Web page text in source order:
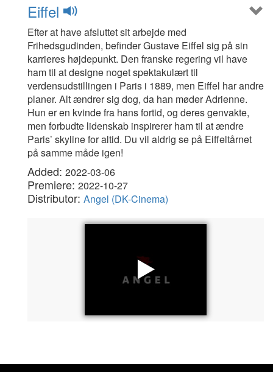
Eiffel
Efter at have afsluttet sit arbejde med
Frihedsgudinden, befinder Gustave Eiffel sig på sin
karrieres højdepunkt. Den franske regering vil have
ham til at designe noget spektakulært til
verdensudstillingen i Paris i 1889, men Eiffel har andre
planer. Alt ændrer sig dog, da han møder Adrienne.
Hun er en kvinde fra hans fortid, og deres genvakte,
men forbudte lidenskab inspirerer ham til at ændre
Paris’ skyline for altid. Du vil aldrig se på Eiffeltårnet
på samme måde igen!
Added: 2022-03-06
Premiere: 2022-10-27
Distributor: Angel (DK-Cinema)